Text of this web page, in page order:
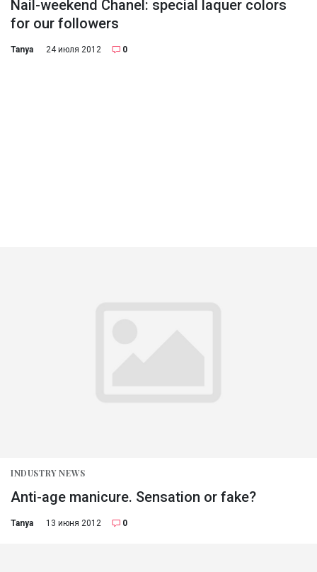
Nail-weekend Chanel: special laquer colors
for our followers
Tanya 24 июля 2012 0
INDUSTRY NEWS
Anti-age manicure. Sensation or fake?
Tanya 13 июня 2012 0